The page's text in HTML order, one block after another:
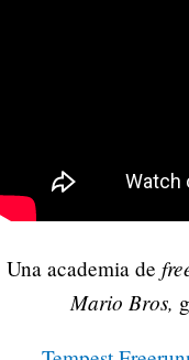
Una academia de
Mario Bros,